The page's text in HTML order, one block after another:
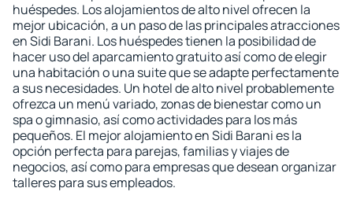
huéspedes. Los alojamientos de alto nivel ofrecen la
mejor ubicación, a un paso de las principales atracciones
en Sidi Barani. Los huéspedes tienen la posibilidad de
hacer uso del aparcamiento gratuito así como de elegir
una habitación o una suite que se adapte perfectamente
a sus necesidades. Un hotel de alto nivel probablemente
ofrezca un menú variado, zonas de bienestar como un
spa o gimnasio, así como actividades para los más
pequeños. El mejor alojamiento en Sidi Barani es la
opción perfecta para parejas, familias y viajes de
negocios, así como para empresas que desean organizar
talleres para sus empleados.